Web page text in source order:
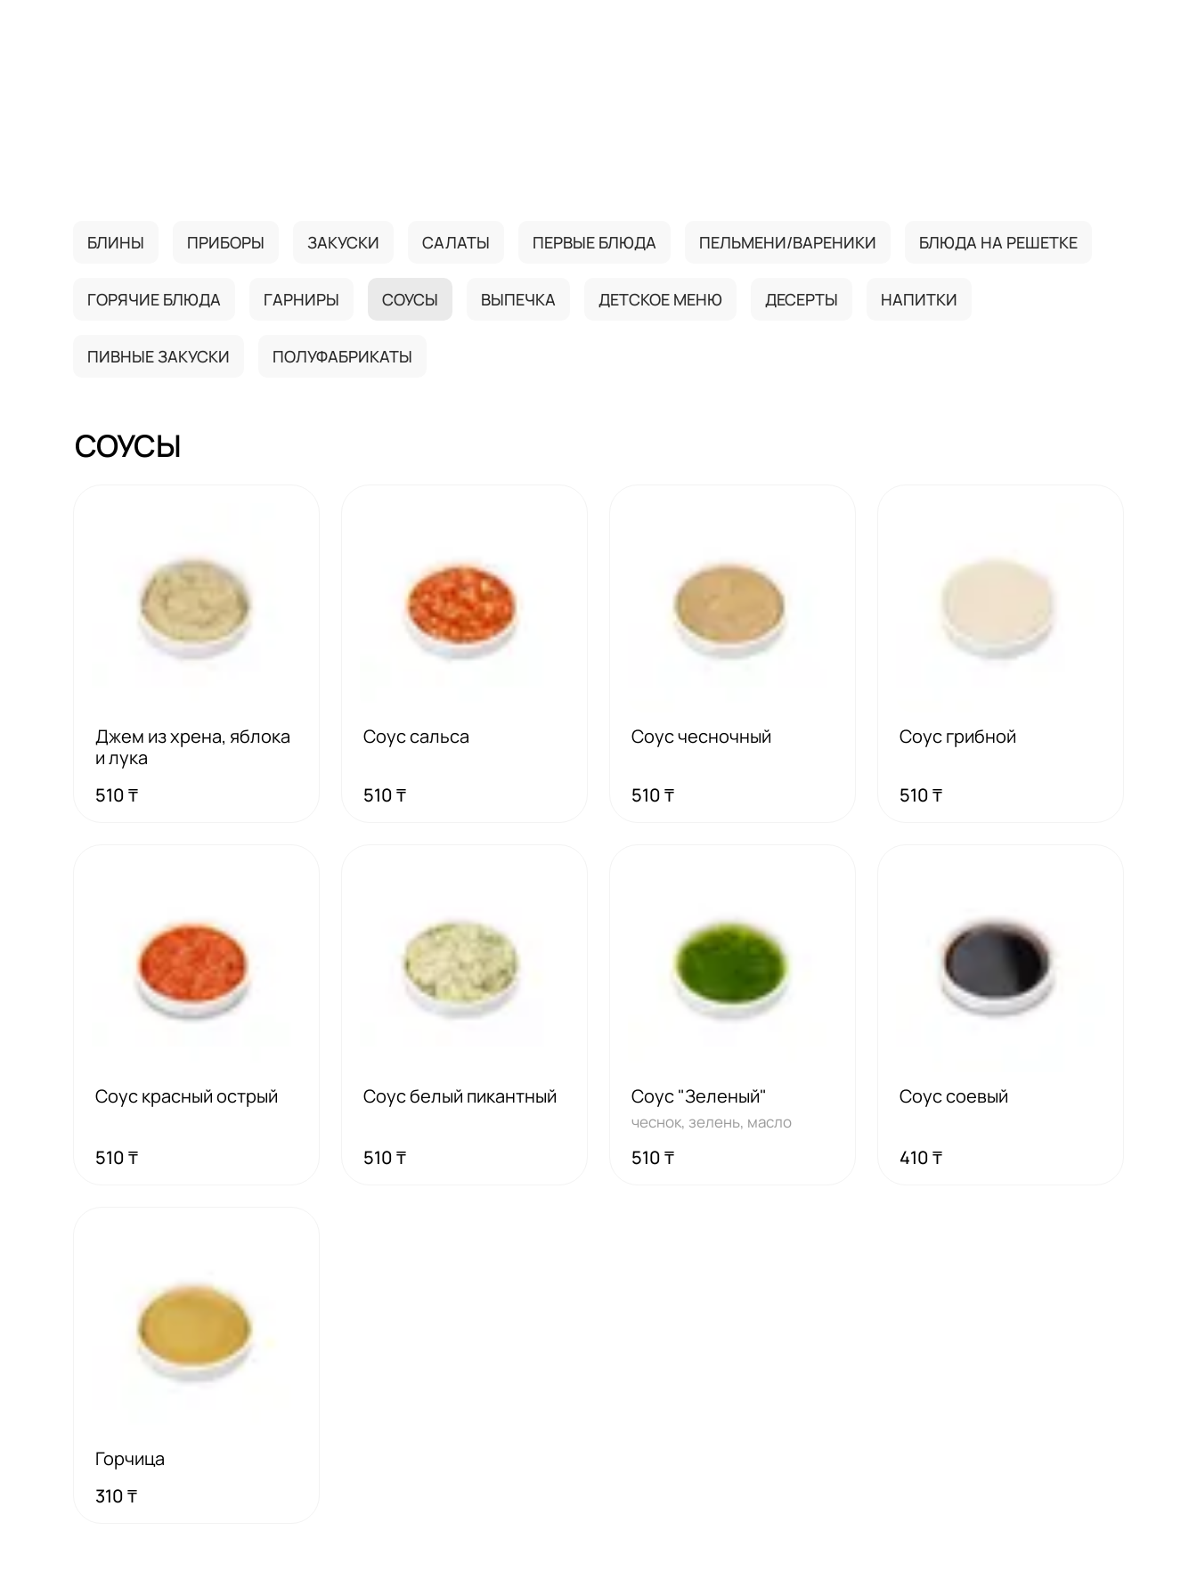
БЛИНЫ ПРИБОРЫ ЗАКУСКИ САЛАТЫ ПЕРВЫЕ БЛЮДА ПЕЛЬМЕНИ/ВАРЕНИКИ БЛЮДА НА РЕШЕТКЕ
ГОРЯЧИЕ БЛЮДА ГАРНИРЫ СОУСЫ ВЫПЕЧКА ДЕТСКОЕ МЕНЮ ДЕСЕРТЫ НАПИТКИ
ПИВНЫЕ ЗАКУСКИ ПОЛУФАБРИКАТЫ
СОУСЫ
Джем из хрена, яблока
и лука
510 ₸
Соус сальса
510 ₸
Соус чесночный
510 ₸
Соус грибной
510 ₸
Соус красный острый
510 ₸
Соус белый пикантный
510 ₸
Соус "Зеленый"
чеснок, зелень, масло
510 ₸
Соус соевый
410 ₸
Горчица
310 ₸